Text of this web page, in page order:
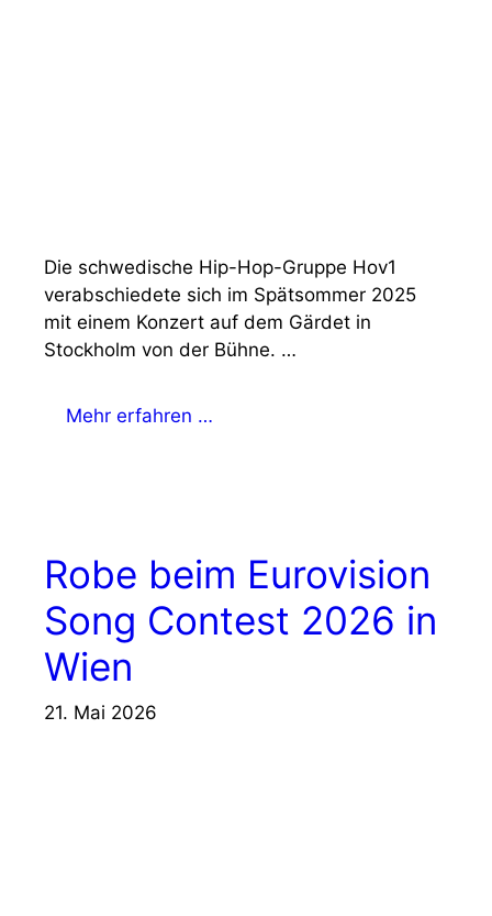
Die schwedische Hip-Hop-Gruppe Hov1
verabschiedete sich im Spätsommer 2025
mit einem Konzert auf dem Gärdet in
Stockholm von der Bühne. …
Mehr erfahren …
Robe beim Eurovision
Song Contest 2026 in
Wien
21. Mai 2026